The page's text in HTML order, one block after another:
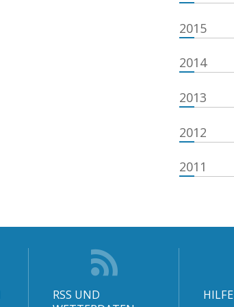
2015
2014
2013
2012
2011
RSS UND
HILFE